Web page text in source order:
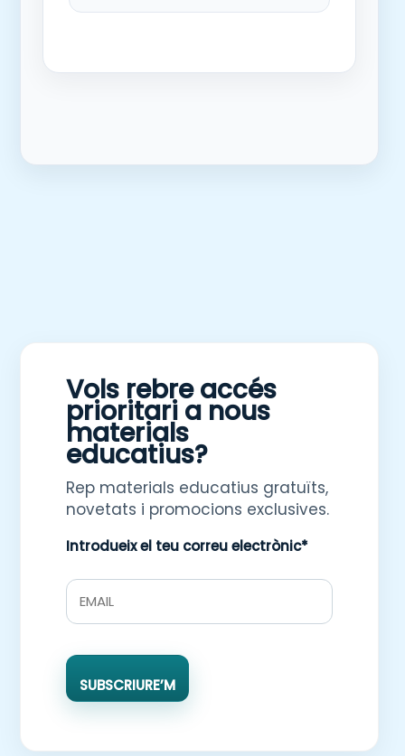
Vols rebre accés
prioritari a nous
materials
educatius?
Rep materials educatius gratuïts,
novetats i promocions exclusives.
Introdueix el teu correu electrònic*
SUBSCRIURE’M